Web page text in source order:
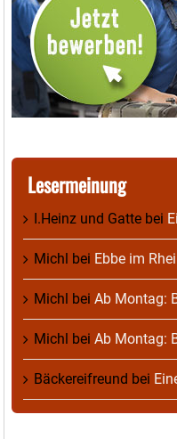
Lesermeinung
I.Heinz und Gatte bei
Michl bei Ebbe im
Michl bei Ab Montag:
Michl bei Ab Montag:
Bäckereifreund bei